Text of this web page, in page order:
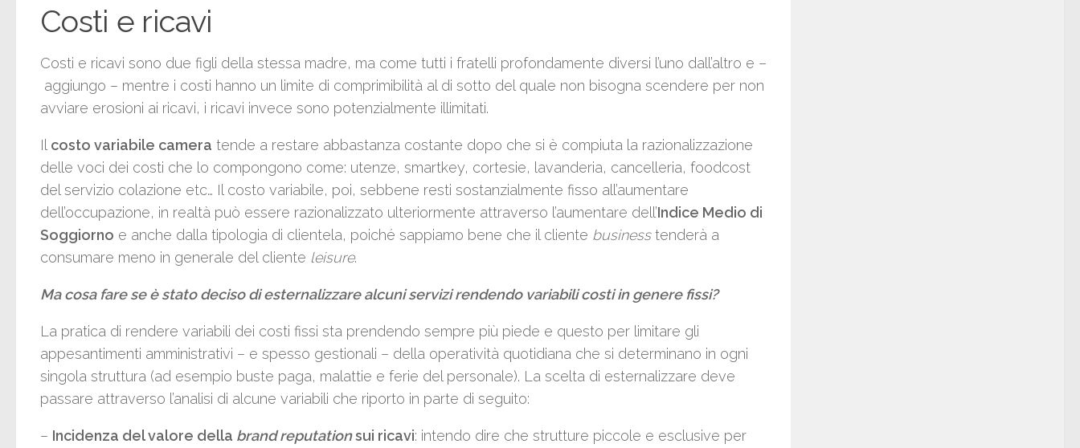
Costi e ricavi
Costi e ricavi sono due figli della stessa madre, ma come tutti i fratelli profondamente diversi l’uno dall’altro e –
aggiungo – mentre i costi hanno un limite di comprimibilità al di sotto del quale non bisogna scendere per non
avviare erosioni ai ricavi, i ricavi invece sono potenzialmente illimitati.
Il costo variabile camera tende a restare abbastanza costante dopo che si è compiuta la razionalizzazione
delle voci dei costi che lo compongono come: utenze, smartkey, cortesie, lavanderia, cancelleria, foodcost
del servizio colazione etc… Il costo variabile, poi, sebbene resti sostanzialmente fisso all’aumentare
dell’occupazione, in realtà può essere razionalizzato ulteriormente attraverso l’aumentare dell’Indice Medio di
Soggiorno e anche dalla tipologia di clientela, poiché sappiamo bene che il cliente businesstenderà a
consumare meno in generale del cliente leisure.
Ma cosa fare se è stato deciso di esternalizzare alcuni servizi rendendo variabili costi in genere fissi?
La pratica di rendere variabili dei costi fissi sta prendendo sempre più piede e questo per limitare gli
appesantimenti amministrativi – e spesso gestionali – della operatività quotidiana che si determinano in ogni
singola struttura (ad esempio buste paga, malattie e ferie del personale). La scelta di esternalizzare deve
passare attraverso l’analisi di alcune variabili che riporto in parte di seguito:
– Incidenza del valore della brand reputationsui ricavi: intendo dire che strutture piccole e esclusive per